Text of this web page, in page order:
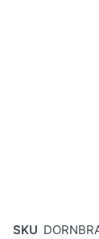
SKU